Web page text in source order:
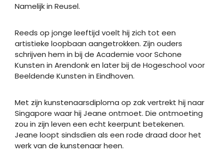
Namelijk in Reusel.
Reeds op jonge leeftijd voelt hij zich tot een
artistieke loopbaan aangetrokken. Zijn ouders
schrijven hem in bij de Academie voor Schone
Kunsten in Arendonk en later bij de Hogeschool voor
Beeldende Kunsten in Eindhoven.
Met zijn kunstenaarsdiploma op zak vertrekt hij naar
Singapore waar hij Jeane ontmoet. Die ontmoeting
zou in zijn leven een echt keerpunt betekenen.
Jeane loopt sindsdien als een rode draad door het
werk van de kunstenaar heen.